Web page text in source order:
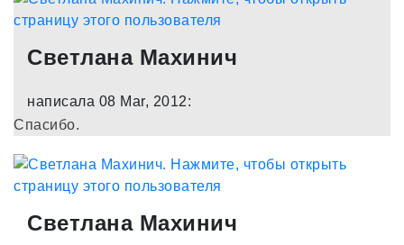
Светлана Махинич
написала 08 Mar, 2012:
Спасибо.
Светлана Махинич